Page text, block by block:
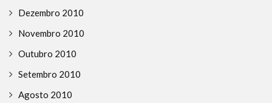
Dezembro 2010
Novembro 2010
Outubro 2010
Setembro 2010
Agosto 2010